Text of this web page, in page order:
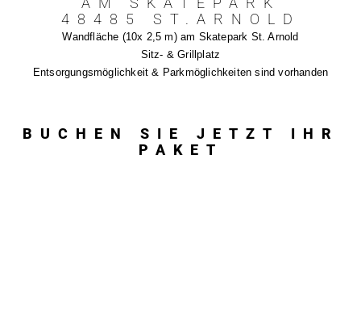
48485 ST.ARNOLD
Wandfläche (10x 2,5 m) am Skatepark St. Arnold
Sitz- & Grillplatz
Entsorgungsmöglichkeit & Parkmöglichkeiten sind vorhanden
BUCHEN SIE JETZT IHR
PAKET